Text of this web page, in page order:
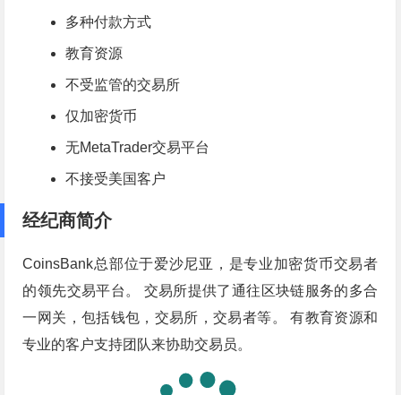
多种付款方式
教育资源
不受监管的交易所
仅加密货币
无MetaTrader交易平台
不接受美国客户
经纪商简介
CoinsBank总部位于爱沙尼亚，是专业加密货币交易者
的领先交易平台。 交易所提供了通往区块链服务的多合
一网关，包括钱包，交易所，交易者等。 有教育资源和
专业的客户支持团队来协助交易员。